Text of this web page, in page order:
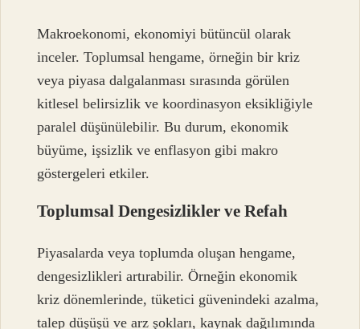
Makroekonomi, ekonomiyi bütüncül olarak
inceler. Toplumsal hengame, örneğin bir kriz
veya piyasa dalgalanması sırasında görülen
kitlesel belirsizlik ve koordinasyon eksikliğiyle
paralel düşünülebilir. Bu durum, ekonomik
büyüme, işsizlik ve enflasyon gibi makro
göstergeleri etkiler.
Toplumsal Dengesizlikler ve Refah
Piyasalarda veya toplumda oluşan hengame,
dengesizlikleri artırabilir. Örneğin ekonomik
kriz dönemlerinde, tüketici güvenindeki azalma,
talep düşüşü ve arz şokları, kaynak dağılımında